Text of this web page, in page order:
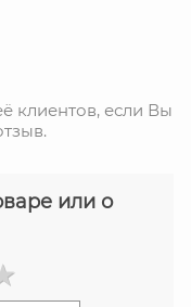
клиентов, если Вы
или о